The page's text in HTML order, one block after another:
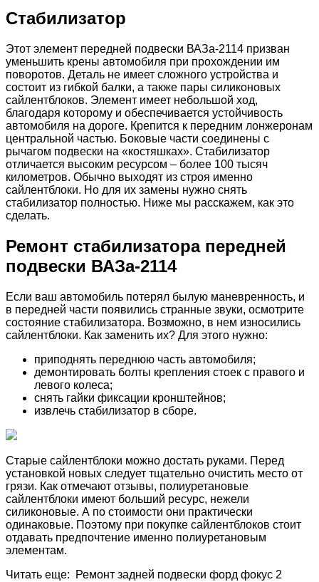
Стабилизатор
Этот элемент передней подвески ВАЗа-2114 призван
уменьшить крены автомобиля при прохождении им
поворотов. Деталь не имеет сложного устройства и
состоит из гибкой балки, а также пары силиконовых
сайлентблоков. Элемент имеет небольшой ход,
благодаря которому и обеспечивается устойчивость
автомобиля на дороге. Крепится к передним лонжеронам
центральной частью. Боковые части соединены с
рычагом подвески на «костяшках». Стабилизатор
отличается высоким ресурсом – более 100 тысяч
километров. Обычно выходят из строя именно
сайлентблоки. Но для их замены нужно снять
стабилизатор полностью. Ниже мы расскажем, как это
сделать.
Ремонт стабилизатора передней
подвески ВАЗа-2114
Если ваш автомобиль потерял былую маневренность, и
в передней части появились странные звуки, осмотрите
состояние стабилизатора. Возможно, в нем износились
сайлентблоки. Как заменить их? Для этого нужно:
приподнять переднюю часть автомобиля;
демонтировать болты крепления стоек с правого и
левого колеса;
снять гайки фиксации кронштейнов;
извлечь стабилизатор в сборе.
Старые сайлентблоки можно достать руками. Перед
установкой новых следует тщательно очистить место от
грязи. Как отмечают отзывы, полиуретановые
сайлентблоки имеют больший ресурс, нежели
силиконовые. А по стоимости они практически
одинаковые. Поэтому при покупке сайлентблоков стоит
отдавать предпочтение именно полиуретановым
элементам.
Читать еще: Ремонт задней подвески форд фокус 2